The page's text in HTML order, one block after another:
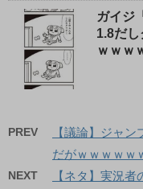
ガイジ
1.8だ
ｗｗｗ
PREV
【議論】ジャ
だがｗｗｗｗｗ
NEXT
【ネタ】実況